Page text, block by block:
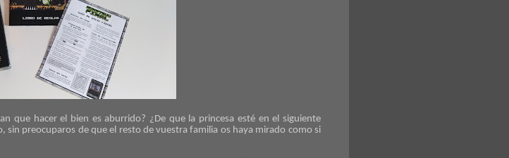
que hacer el bien es aburrido? ¿De que la princesa esté en el siguiente
sin preocuparos de que el resto de vuestra familia os haya mirado como si